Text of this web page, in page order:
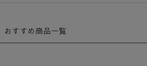
おすすめ商品一覧